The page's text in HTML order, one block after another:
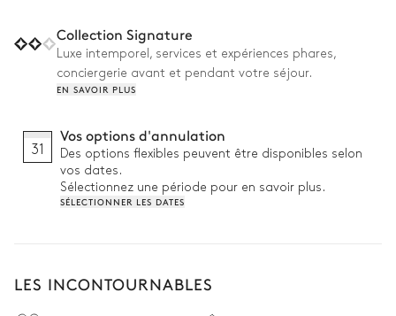
Collection Signature
Luxe intemporel, services et expériences phares,
conciergerie avant et pendant votre séjour.
EN SAVOIR PLUS
31
Vos options d'annulation
Des options flexibles peuvent être disponibles selon
vos dates.
Sélectionnez une période pour en savoir plus.
SÉLECTIONNER LES DATES
LES INCONTOURNABLES